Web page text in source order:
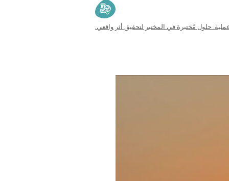
حلول مُختبرة في المختبر لتحقيق أثر واقعي.